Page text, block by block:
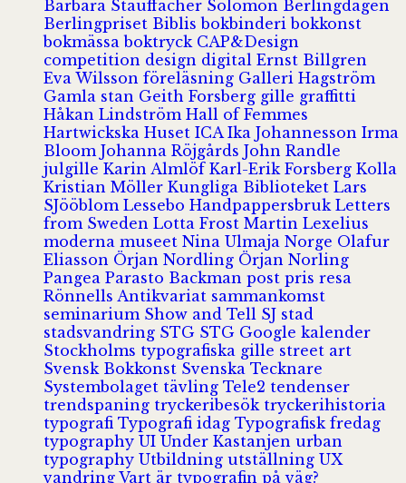
Barbara Stauffacher Solomon Berlingdagen
Berlingpriset Biblisbokbinderibokkonst
bokmässaboktryck CAP&Design
competition design digital Ernst Billgren
Eva Wilsson föreläsning Galleri Hagström
Gamla stan Geith Forsberg gille graffitti
Håkan Lindström Hall of Femmes
Hartwickska Huset ICA Ika Johannesson Irma
Bloom Johanna Röjgårds John Randle
julgille Karin Almlöf Karl-Erik Forsberg Kolla
Kristian Möller Kungliga Biblioteket Lars
SJööblom Lessebo Handpappersbruk Letters
from Sweden Lotta Frost Martin Lexelius
moderna museet Nina Ulmaja Norge Olafur
Eliasson Örjan Nordling Örjan Norling
Pangea Parasto Backman post pris resa
Rönnells Antikvariat sammankomst
seminarium Show and Tell SJ stad
stadsvandring STG STG Google kalender
Stockholms typografiska gille street art
Svensk Bokkonst Svenska Tecknare
Systembolaget tävling Tele2 tendenser
trendspaning tryckeribesök tryckerihistoria
typografi Typografi idag Typografisk fredag
typography UI Under Kastanjen urban
typography Utbildning utställning UX
vandring Vart är typografin på väg?